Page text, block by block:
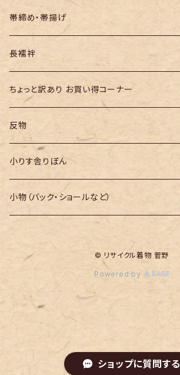
ショップに質問する
帯締め・帯揚げ
長襦袢
ちょっと訳あり お買い得コーナー
反物
小りす舎りぼん
小物（バック・ショールなど）
© リサイクル着物 菅野
Powered by